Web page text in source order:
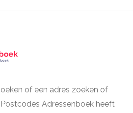
of een adres zoeken of
Adressenboek heeft